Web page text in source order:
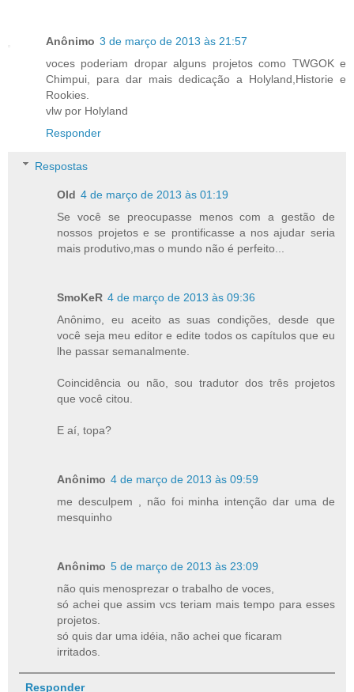
Anônimo 3 de março de 2013 às 21:57
voces poderiam dropar alguns projetos como TWGOK e
Chimpui, para dar mais dedicação a Holyland,Historie e
Rookies.
vlw por Holyland
Responder
Respostas
Old 4 de março de 2013 às 01:19
Se você se preocupasse menos com a gestão de
nossos projetos e se prontificasse a nos ajudar seria
mais produtivo,mas o mundo não é perfeito...
SmoKeR 4 de março de 2013 às 09:36
Anônimo, eu aceito as suas condições, desde que
você seja meu editor e edite todos os capítulos que eu
lhe passar semanalmente.
Coincidência ou não, sou tradutor dos três projetos
que você citou.
E aí, topa?
Anônimo 4 de março de 2013 às 09:59
me desculpem , não foi minha intenção dar uma de
mesquinho
Anônimo 5 de março de 2013 às 23:09
não quis menosprezar o trabalho de voces,
só achei que assim vcs teriam mais tempo para esses
projetos.
só quis dar uma idéia, não achei que ficaram
irritados.
Responder